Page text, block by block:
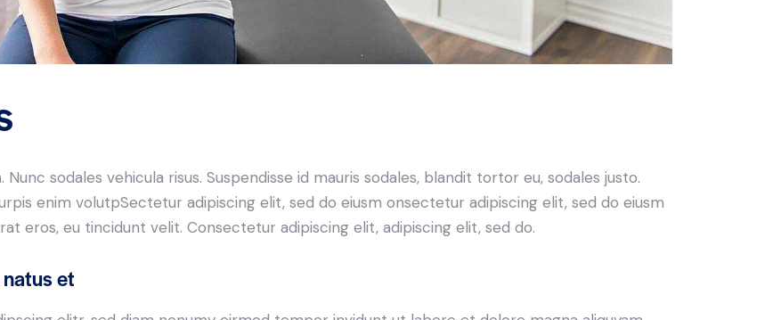
sodales vehicula risus. Suspendisse id mauris sodales, blandit tortor eu, sodales justo.
enim volutpSectetur adipiscing elit, sed do eiusm onsectetur adipiscing elit, sed do eiusm
eros, eu tincidunt velit. Consectetur adipiscing elit, adipiscing elit, sed do.
et